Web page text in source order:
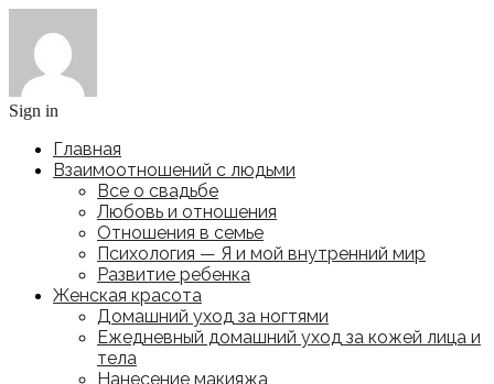
Sign in
Главная
Взаимоотношений с людьми
Все о свадьбе
Любовь и отношения
Отношения в семье
Психология — Я и мой внутренний мир
Развитие ребенка
Женская красота
Домашний уход за ногтями
Ежедневный домашний уход за кожей лица и
тела
Нанесение макияжа